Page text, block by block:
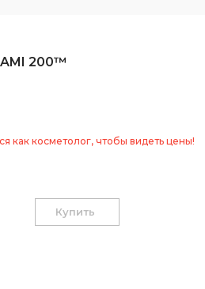
200™
как косметолог, чтобы видеть цены!
Купить